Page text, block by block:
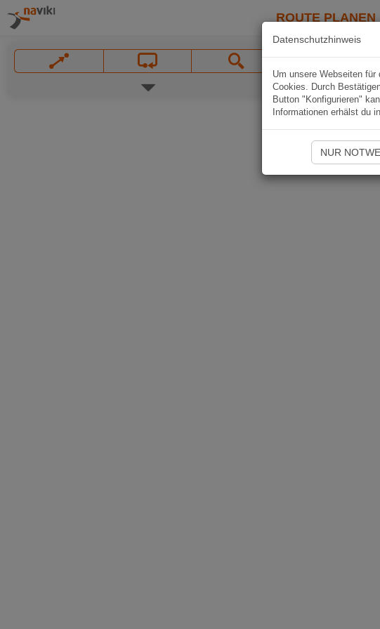
ROUTE PLANEN
Datenschutzhinweis
Um unsere Webseiten
Cookies. Durch
Button "Konfigurieren"
Informationen erhälst du
NUR